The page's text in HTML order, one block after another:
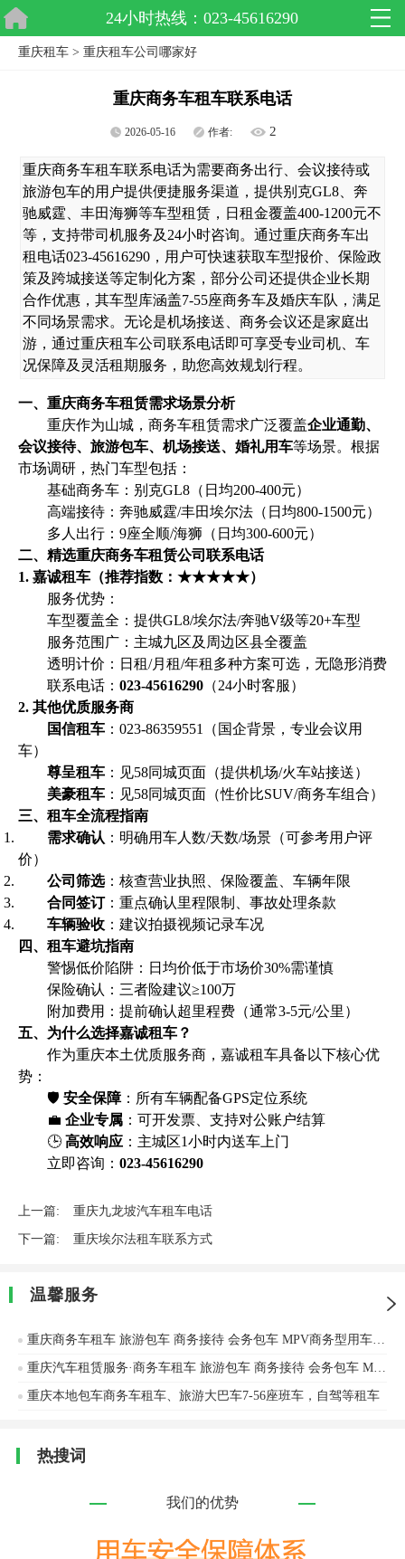
24小时热线：023-45616290
重庆租车 > 重庆租车公司哪家好
重庆商务车租车联系电话
2026-05-16 作者: 2
重庆商务车租车联系电话为需要商务出行、会议接待或
旅游包车的用户提供便捷服务渠道，提供别克GL8、奔
驰威霆、丰田海狮等车型租赁，日租金覆盖400-1200元不
等，支持带司机服务及24小时咨询。通过重庆商务车出
租电话023-45616290，用户可快速获取车型报价、保险政
策及跨城接送等定制化方案，部分公司还提供企业长期
合作优惠，其车型库涵盖7-55座商务车及婚庆车队，满足
不同场景需求。无论是机场接送、商务会议还是家庭出
游，通过重庆租车公司联系电话即可享受专业司机、车
况保障及灵活租期服务，助您高效规划行程。
一、重庆商务车租赁需求场景分析
重庆作为山城，商务车租赁需求广泛覆盖企业通勤、
会议接待、旅游包车、机场接送、婚礼用车等场景。根据
市场调研，热门车型包括：
基础商务车：别克GL8（日均200-400元）
高端接待：奔驰威霆/丰田埃尔法（日均800-1500元）
多人出行：9座全顺/海狮（日均300-600元）
二、精选重庆商务车租赁公司联系电话
1. 嘉诚租车（推荐指数：★★★★★）
服务优势：
车型覆盖全：提供GL8/埃尔法/奔驰V级等20+车型
服务范围广：主城九区及周边区县全覆盖
透明计价：日租/月租/年租多种方案可选，无隐形消费
联系电话： 023-45616290 （24小时客服）
2. 其他优质服务商
国信租车 ：023-86359551（国企背景，专业会议用
车）
尊呈租车 ：见58同城页面（提供机场/火车站接送）
美豪租车 ：见58同城页面（性价比SUV/商务车组合）
三、租车全流程指南
需求确认 ：明确用车人数/天数/场景（可参考用户评
价）
公司筛选：核查营业执照、保险覆盖、车辆年限
合同签订：重点确认里程限制、事故处理条款
车辆验收 ：建议拍摄视频记录车况
四、租车避坑指南
警惕低价陷阱：日均价低于市场价30%需谨慎
保险确认：三者险建议≥100万
附加费用：提前确认超里程费（通常3-5元/公里）
五、为什么选择嘉诚租车？
作为重庆本土优质服务商，嘉诚租车具备以下核心优
势：
🛡️ 安全保障：所有车辆配备GPS定位系统
💼 企业专属 ：可开发票、支持对公账户结算
🕒 高效响应 ：主城区1小时内送车上门
立即咨询： 023-45616290
上一篇: 重庆九龙坡汽车租车电话
下一篇: 重庆埃尔法租车联系方式
温馨服务
重庆商务车租车 旅游包车 商务接待 会务包车 MPV商务型用车 大巴中巴租赁
重庆汽车租赁服务·商务车租车 旅游包车 商务接待 会务包车 MPV商务型用车 大巴中巴租赁
重庆本地包车商务车租车、旅游大巴车7-56座班车，自驾等租车
热搜词
我们的优势